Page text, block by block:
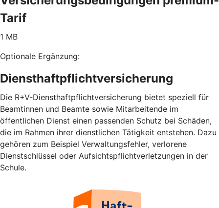
Tarif
1 MB
Optionale Ergänzung:
Diensthaftpflichtversicherung
Die R+V-Diensthaftpflichtversicherung bietet speziell für
Beamtinnen und Beamte sowie Mitarbeitende im
öffentlichen Dienst einen passenden Schutz bei Schäden,
die im Rahmen ihrer dienstlichen Tätigkeit entstehen. Dazu
gehören zum Beispiel Verwaltungsfehler, verlorene
Dienstschlüssel oder Aufsichtspflichtverletzungen in der
Schule.